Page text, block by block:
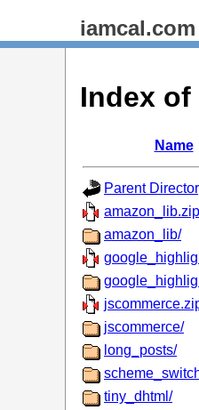
iamcal.com
Index of
Name
Parent
amazon_lib.zip
amazon_lib/
jscommerce/
long_posts/
tiny_dhtml/